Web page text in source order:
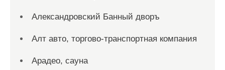
Александровский Банный дворъ
Алт авто, торгово-транспортная компания
Арадео, сауна